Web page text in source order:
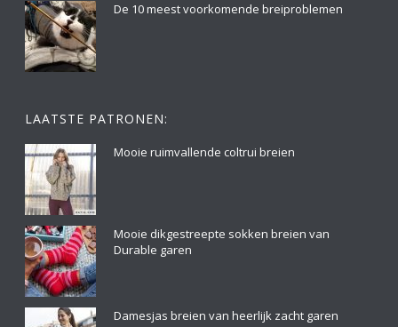
De 10 meest voorkomende breiproblemen
LAATSTE PATRONEN:
Mooie ruimvallende coltrui breien
Mooie dikgestreepte sokken breien van
Durable garen
Damesjas breien van heerlijk zacht garen